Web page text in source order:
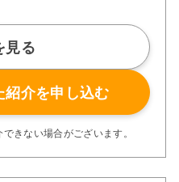
と思います。安心価格の提
お客様の不安を無くしてご
とが私どもの使命と思って
せ下さい。ご連絡をお待ち
見る
紹介を申し込む
きない場合がございます。